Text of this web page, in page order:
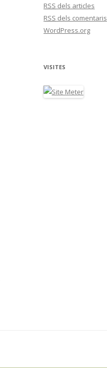
RSS dels articles
RSS dels comentaris
WordPress.org
VISITES